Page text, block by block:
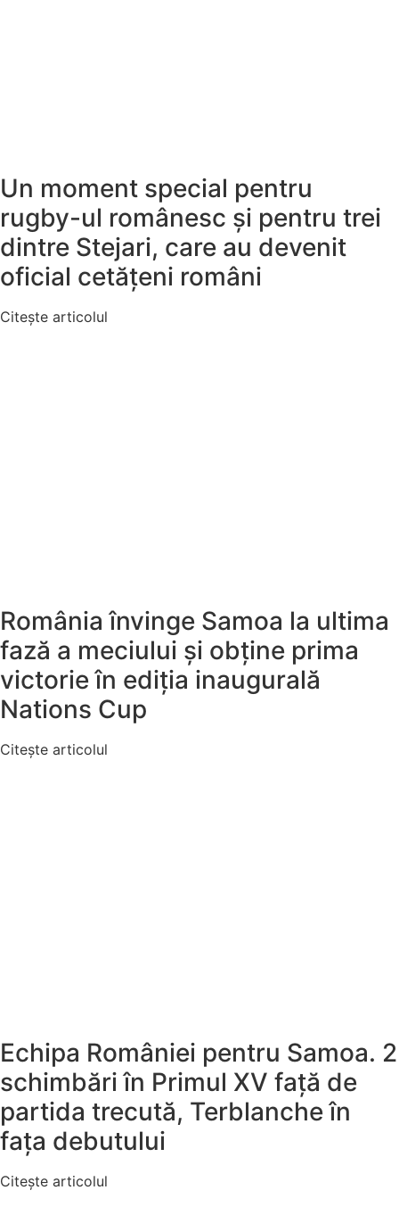
Un moment special pentru
rugby-ul românesc și pentru trei
dintre Stejari, care au devenit
oficial cetățeni români
Citește articolul
România învinge Samoa la ultima
fază a meciului și obține prima
victorie în ediția inaugurală
Nations Cup
Citește articolul
Echipa României pentru Samoa. 2
schimbări în Primul XV față de
partida trecută, Terblanche în
fața debutului
Citește articolul